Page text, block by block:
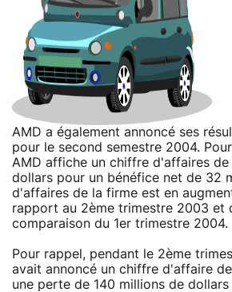
AMD a également annoncé ses
pour le second semestre 2004.
AMD affiche un chiffre d'affaires de
dollars pour un bénéfice net de 32
d'affaires de la firme est en
rapport au 2ème trimestre 2003 et
comparaison du 1er trimestre 2004.
Pour rappel, pendant le 2ème
avait annoncé un chiffre d'affaire
une perte de 140 millions de dollars